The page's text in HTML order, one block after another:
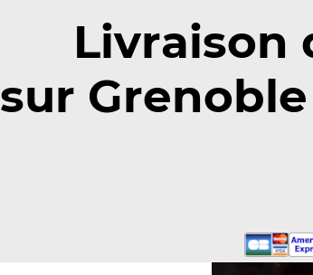
Livraison
sur